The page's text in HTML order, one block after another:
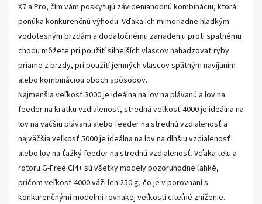
X7 a Pro, čím vám poskytujú závideniahodnú kombináciu, ktorá
ponúka konkurenčnú výhodu. Vďaka ich mimoriadne hladkým
vodotesným brzdám a dodatočnému zariadeniu proti spätnému
chodu môžete pri použití silnejších vlascov nahadzovať ryby
priamo z brzdy, pri použití jemných vlascov spätným navíjaním
alebo kombináciou oboch spôsobov.
Najmenšia veľkosť 3000 je ideálna na lov na plávanú a lov na
feeder na krátku vzdialenosť, stredná veľkosť 4000 je ideálna na
lov na väčšiu plávanú alebo feeder na strednú vzdialenosť a
najväčšia veľkosť 5000 je ideálna na lov na dlhšiu vzdialenosť
alebo lov na ťažký feeder na strednú vzdialenosť. Vďaka telu a
rotoru G-Free CI4+ sú všetky modely pozoruhodne ľahké,
pričom veľkosť 4000 váži len 250 g, čo je v porovnaní s
konkurenčnými modelmi rovnakej veľkosti citeľné zníženie.